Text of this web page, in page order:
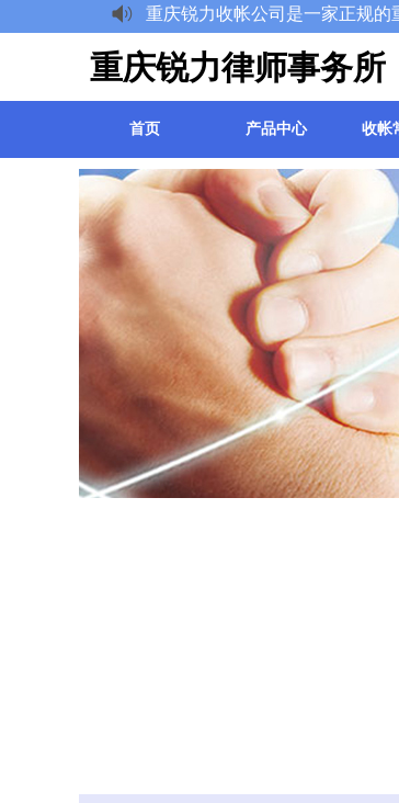
重庆锐力律师事务所
重庆锐力收帐公司是一家正规的
首页 产品中心 收帐